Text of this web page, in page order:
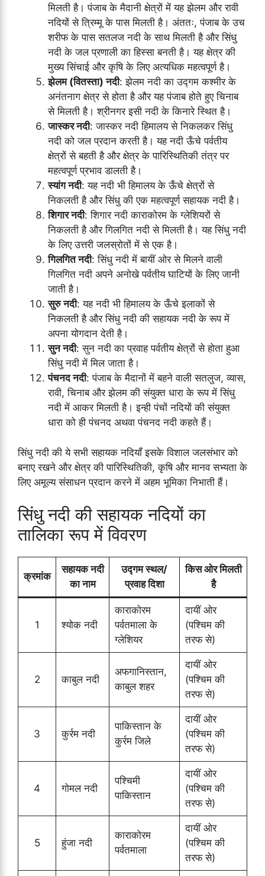
मिलती है। पंजाब के मैदानी क्षेत्रों में यह झेलम और रावी
नदियों से त्रिम्मू के पास मिलती है। अंततः, पंजाब के उच
शरीफ के पास सतलज नदी के साथ मिलती है और सिंधु
नदी के जल प्रणाली का हिस्सा बनती है। यह क्षेत्र की
मुख्य सिंचाई और कृषि के लिए अत्यधिक महत्वपूर्ण है।
झेलम (वितस्ता) नदी: झेलम नदी का उद्गम कश्मीर के
अनंतनाग क्षेत्र से होता है और यह पंजाब होते हुए चिनाब
से मिलती है। श्रीनगर इसी नदी के किनारे स्थित है।
जास्कर नदी: जास्कर नदी हिमालय से निकलकर सिंधु
नदी को जल प्रदान करती है। यह नदी ऊँचे पर्वतीय
क्षेत्रों से बहती है और क्षेत्र के पारिस्थितिकी तंत्र पर
महत्वपूर्ण प्रभाव डालती है।
स्यांग नदी: यह नदी भी हिमालय के ऊँचे क्षेत्रों से
निकलती है और सिंधु की एक महत्वपूर्ण सहायक नदी है।
शिगार नदी: शिगार नदी काराकोरम के ग्लेशियरों से
निकलती है और गिलगित नदी से मिलती है। यह सिंधु नदी
के लिए उत्तरी जलस्रोतों में से एक है।
गिलगित नदी: सिंधु नदी में बायीं ओर से मिलने वाली
गिलगित नदी अपने अनोखे पर्वतीय घाटियों के लिए जानी
जाती है।
सुरु नदी: यह नदी भी हिमालय के ऊँचे इलाकों से
निकलती है और सिंधु नदी की सहायक नदी के रूप में
अपना योगदान देती है।
सुन नदी: सुन नदी का प्रवाह पर्वतीय क्षेत्रों से होता हुआ
सिंधु नदी में मिल जाता है।
पंचनद नदी: पंजाब के मैदानों में बहने वाली सतलुज, व्यास,
रावी, चिनाब और झेलम की संयुक्त धारा के रूप में सिंधु
नदी में आकर मिलती है। इन्ही पंचों नदियों की संयुक्त
धारा को ही पंचनद अथवा पंचनद नदी कहते हैं।
सिंधु नदी की ये सभी सहायक नदियाँ इसके विशाल जलसंभार को
बनाए रखने और क्षेत्र की पारिस्थितिकी, कृषि और मानव सभ्यता के
लिए अमूल्य संसाधन प्रदान करने में अहम भूमिका निभाती हैं।
सिंधु नदी की सहायक नदियों का
तालिका रूप में विवरण
क्रमांक
सहायक नदी
का नाम
उद्गम स्थल/
प्रवाह दिशा
किस ओर मिलती
है
1 श्योक नदी
काराकोरम
पर्वतमाला के
ग्लेशियर
दायीं ओर
(पश्चिम की
तरफ से)
2 काबुल नदी
अफगानिस्तान,
काबुल शहर
दायीं ओर
(पश्चिम की
तरफ से)
3 कुर्रम नदी
पाकिस्तान के
कुर्रम जिले
दायीं ओर
(पश्चिम की
तरफ से)
4 गोमल नदी
पश्चिमी
पाकिस्तान
दायीं ओर
(पश्चिम की
तरफ से)
5 हुंजा नदी
काराकोरम
पर्वतमाला
दायीं ओर
(पश्चिम की
तरफ से)